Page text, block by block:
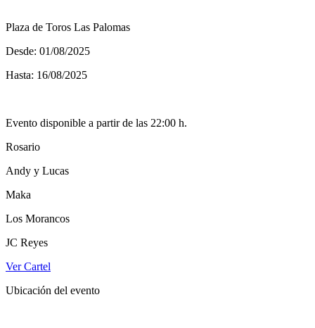
Plaza de Toros Las Palomas
Desde: 01/08/2025
Hasta: 16/08/2025
Evento disponible a partir de las 22:00 h.
Rosario
Andy y Lucas
Maka
Los Morancos
JC Reyes
Ver Cartel
Ubicación del evento